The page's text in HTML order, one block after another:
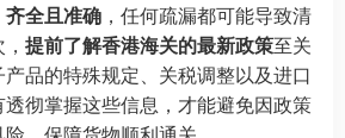
齐全且准确 ，任何疏漏都可能导致清
提前了解香港海关的最新政策至关
品的特殊规定、关税调整以及进口
彻掌握这些信息，才能避免因政策